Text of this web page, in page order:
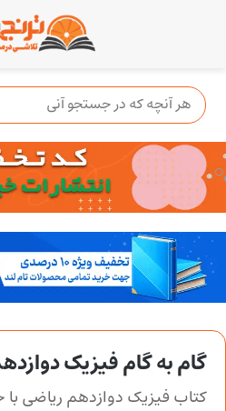
گام به گام فیزیک
کتاب فیزیک دوازدهم ریاضی